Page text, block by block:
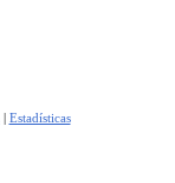
| Estadísticas